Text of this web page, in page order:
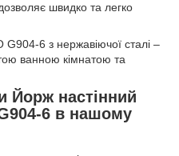
швидко та легко
6 з нержавіючої сталі –
ванною кімнатою та
Йорж настінний
6 в нашому